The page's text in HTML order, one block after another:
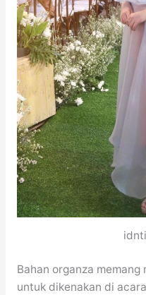
Bahan organza
untuk dikenakan di